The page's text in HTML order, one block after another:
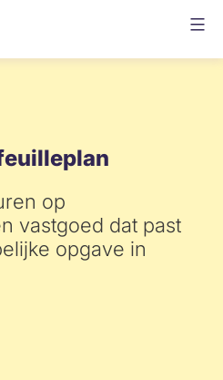
op
vastgoed dat past
opgave in